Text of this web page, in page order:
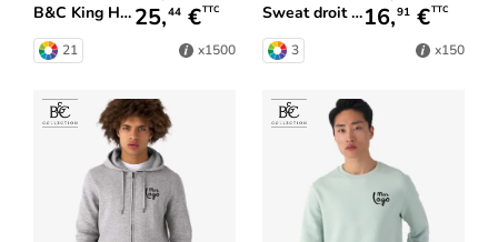
B&C King Hooded_°
25,44 €TTC
21 x1500
Sweat droit B&C
16,91 €TTC
3 x150